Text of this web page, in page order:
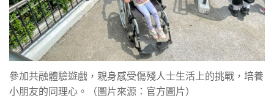
參加共融體驗遊戲，親身感受傷殘人士生活上的挑戰，培養
小朋友的同理心。（圖片來源：官方圖片）